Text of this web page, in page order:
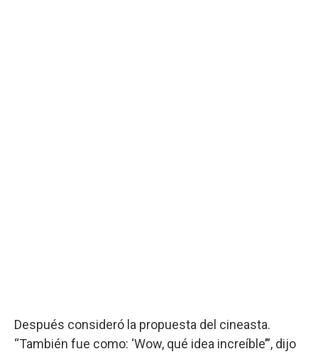
Después consideró la propuesta del cineasta.
“También fue como: ‘Wow, qué idea increíble’”, dijo